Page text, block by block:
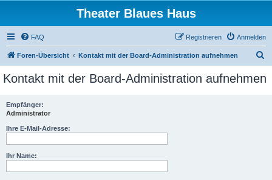
Theater Blaues Haus
FAQ Anmelden
Registrieren
Foren-Übersicht Kontakt mit der Board-Administration aufnehmen
c
Kontakt mit der Board-Administration aufnehmen
Empfänger:
Administrator
Ihre E-Mail-Adresse:
Ihr Name: